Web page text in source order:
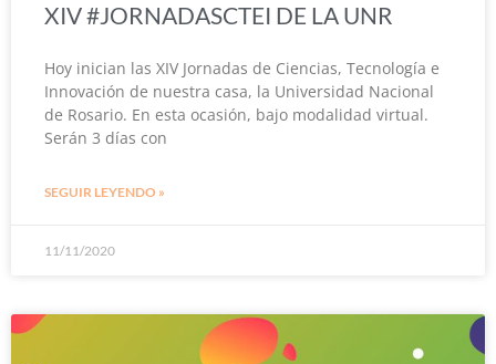
XIV #JORNADASCTEI DE LA UNR
Hoy inician las XIV Jornadas de Ciencias, Tecnología e
Innovación de nuestra casa, la Universidad Nacional
de Rosario. En esta ocasión, bajo modalidad virtual.
Serán 3 días con
SEGUIR LEYENDO »
11/11/2020